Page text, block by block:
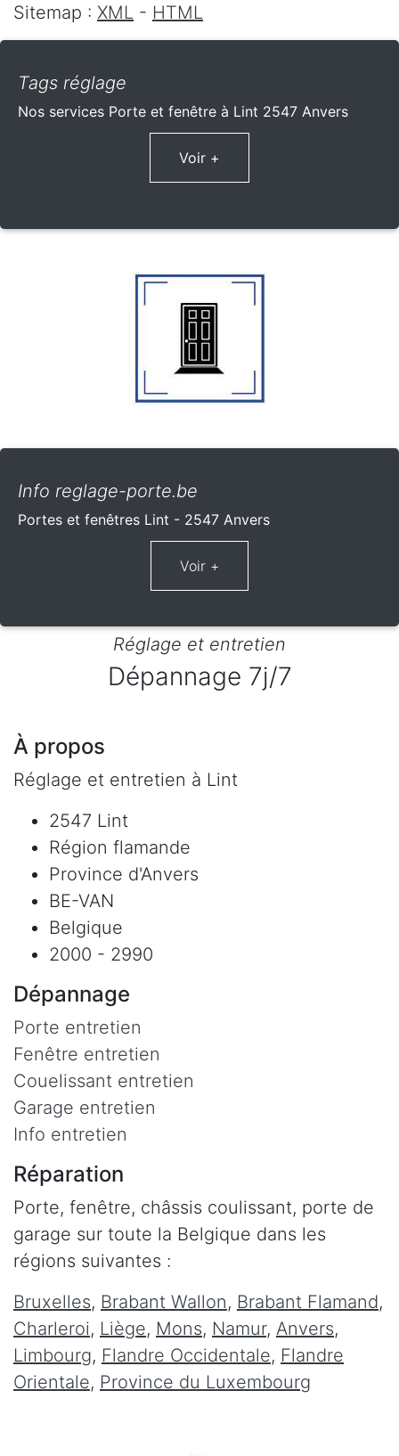
Sitemap : XML - HTML
Tags réglage
Nos services Porte et fenêtre à Lint 2547 Anvers
Voir +
Info reglage-porte.be
Portes et fenêtres Lint - 2547 Anvers
Réglage et entretien
Dépannage 7j/7
À propos
Réglage et entretien à Lint
2547 Lint
Région flamande
Province d'Anvers
BE-VAN
Belgique
2000 - 2990
Dépannage
Porte entretien
Fenêtre entretien
Couelissant entretien
Garage entretien
Info entretien
Réparation
Porte, fenêtre, châssis coulissant, porte de
garage sur toute la Belgique dans les
régions suivantes :
Bruxelles, Brabant Wallon, Brabant Flamand,
Charleroi, Liège, Mons, Namur, Anvers,
Limbourg, Flandre Occidentale, Flandre
Orientale, Province du Luxembourg